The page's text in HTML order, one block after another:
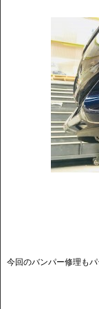
今回のバンパー修理も